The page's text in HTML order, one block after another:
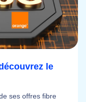
le
ses offres fibre